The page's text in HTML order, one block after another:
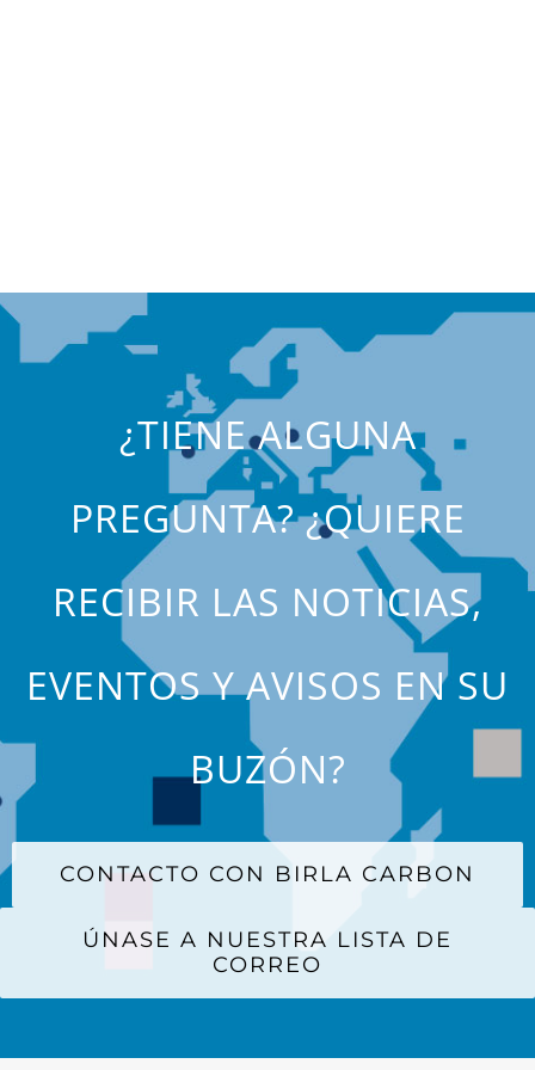
¿TIENE ALGUNA
PREGUNTA? ¿QUIERE
RECIBIR LAS NOTICIAS,
EVENTOS Y AVISOS EN SU
BUZÓN?
CONTACTO CON BIRLA CARBON
ÚNASE A NUESTRA LISTA DE
CORREO